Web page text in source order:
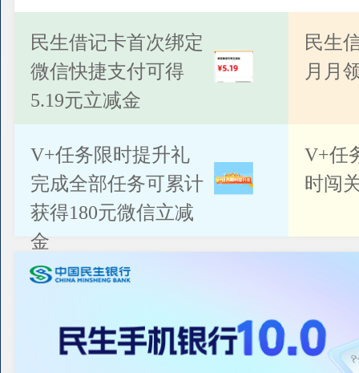
公告
民生借记卡首次绑定
微信快捷支付可得
5.19元立减金
民生
月月
V+任务限时提升礼
完成全部任务可累计
获得180元微信立减
金
V+任
时闯